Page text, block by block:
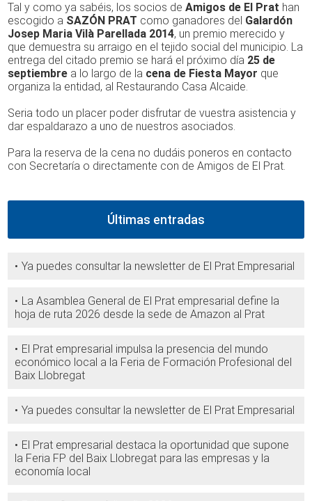
Tal y como ya sabéis, los socios deAmigos de El Prat han
escogido a SAZÓN PRAT como ganadores del Galardón
Josep Maria Vilà Parellada 2014, un premio merecido y
que demuestra su arraigo en el tejido social del municipio. La
entrega del citado premio se hará el próximo día 25 de
septiembre a lo largo de la cena de Fiesta Mayor que
organiza la entidad, al Restaurando Casa Alcaide.
Seria todo un placer poder disfrutar de vuestra asistencia y
dar espaldarazo a uno de nuestros asociados.
Para la reserva de la cena no dudáis poneros en contacto
con Secretaría o directamente con de Amigos de El Prat.
Últimas entradas
Ya puedes consultar la newsletter de El Prat Empresarial
La Asamblea General de El Prat empresarial define la
hoja de ruta 2026 desde la sede de Amazon al Prat
El Prat empresarial impulsa la presencia del mundo
económico local a la Feria de Formación Profesional del
Baix Llobregat
Ya puedes consultar la newsletter de El Prat Empresarial
El Prat empresarial destaca la oportunidad que supone
la Feria FP del Baix Llobregat para las empresas y la
economía local